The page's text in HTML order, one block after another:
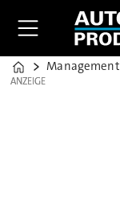
Home
Management
ANZEIGE
ANZEIGE